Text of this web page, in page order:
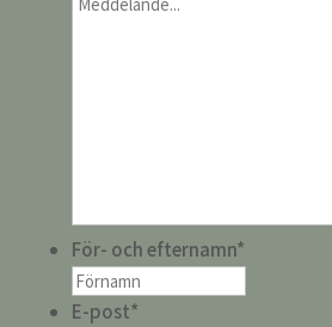
För- och efternamn*
E-post*